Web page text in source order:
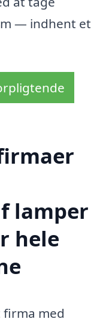
— indhent et
lamper
hele
med